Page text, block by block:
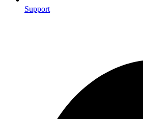
Support